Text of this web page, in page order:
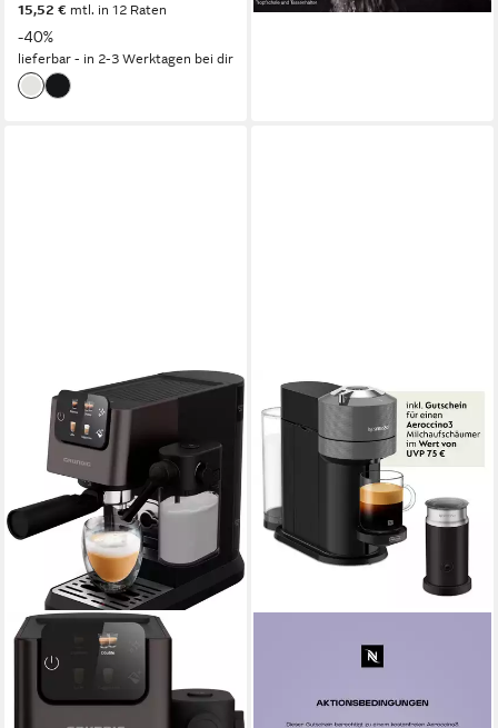
15,52 € mtl. in 12 Raten
-40%
lieferbar - in 2-3 Werktagen bei dir